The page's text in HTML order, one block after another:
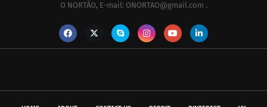
O NORTÃO, E-mail: ONORTAO@gmail.com .